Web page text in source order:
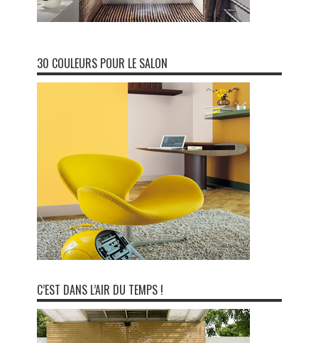
30 COULEURS POUR LE SALON
C’EST DANS L’AIR DU TEMPS !